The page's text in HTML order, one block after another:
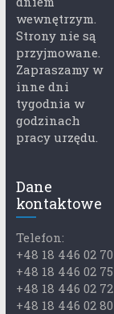
wewnętrzym.
Strony nie są
przyjmowane.
Zapraszamy w
inne dni
tygodnia w
godzinach
pracy urzędu.
Dane
kontaktowe
Telefon:
+48 18 446 02 70
+48 18 446 02 75
+48 18 446 02 72
+48 18 446 02 80